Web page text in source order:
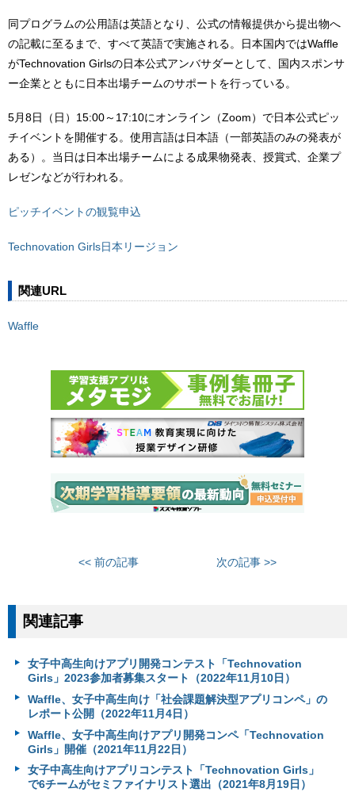
同プログラムの公用語は英語となり、公式の情報提供から提出物へ
の記載に至るまで、すべて英語で実施される。日本国内ではWaffle
がTechnovation Girlsの日本公式アンバサダーとして、国内スポンサ
ー企業とともに日本出場チームのサポートを行っている。
5月8日（日）15:00～17:10にオンライン（Zoom）で日本公式ピッ
チイベントを開催する。使用言語は日本語（一部英語のみの発表が
ある）。当日は日本出場チームによる成果物発表、授賞式、企業プ
レゼンなどが行われる。
ピッチイベントの観覧申込
Technovation Girls日本リージョン
関連URL
Waffle
<< 前の記事 次の記事 >>
関連記事
女子中高生向けアプリ開発コンテスト「Technovation
Girls」2023参加者募集スタート（2022年11月10日）
Waffle、女子中高生向け「社会課題解決型アプリコンペ」の
レポート公開（2022年11月4日）
Waffle、女子中高生向けアプリ開発コンペ「Technovation
Girls」開催（2021年11月22日）
女子中高生向けアプリコンテスト「Technovation Girls」
で6チームがセミファイナリスト選出（2021年8月19日）